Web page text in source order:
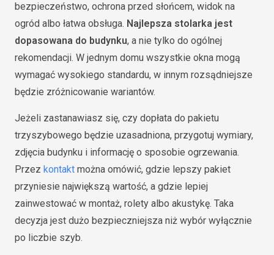
bezpieczeństwo, ochrona przed słońcem, widok na
ogród albo łatwa obsługa. Najlepsza stolarka jest
dopasowana do budynku, a nie tylko do ogólnej
rekomendacji. W jednym domu wszystkie okna mogą
wymagać wysokiego standardu, w innym rozsądniejsze
będzie zróżnicowanie wariantów.
Jeżeli zastanawiasz się, czy dopłata do pakietu
trzyszybowego będzie uzasadniona, przygotuj wymiary,
zdjęcia budynku i informację o sposobie ogrzewania.
Przez kontakt można omówić, gdzie lepszy pakiet
przyniesie największą wartość, a gdzie lepiej
zainwestować w montaż, rolety albo akustykę. Taka
decyzja jest dużo bezpieczniejsza niż wybór wyłącznie
po liczbie szyb.